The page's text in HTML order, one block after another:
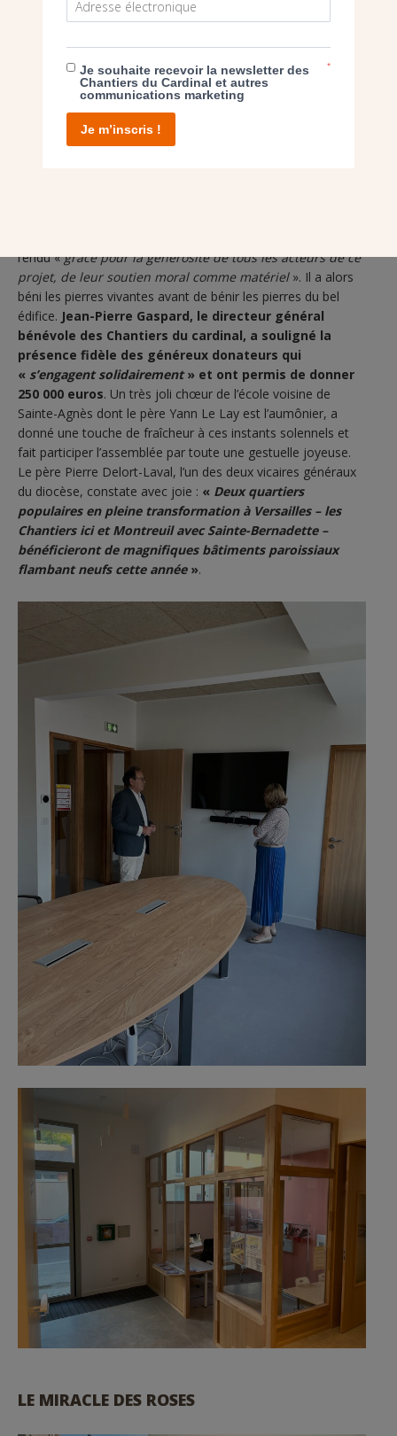
rendu «grâce pour la générosité de tous les acteurs de ce
projet, de leur soutien moral comme matériel». Il a alors
béni les pierres vivantes avant de bénir les pierres du bel
édifice. Jean-Pierre Gaspard, le directeur général
bénévole des Chantiers du cardinal, a souligné la
présence fidèle des généreux donateurs qui
« s’engagent solidairement» et ont permis de donner
250 000 euros. Un très joli chœur de l’école voisine de
Sainte-Agnès dont le père Yann Le Lay est l’aumônier, a
donné une touche de fraîcheur à ces instants solennels et
fait participer l’assemblée par toute une gestuelle joyeuse.
Le père Pierre Delort-Laval, l’un des deux vicaires généraux
du diocèse, constate avec joie : « Deux quartiers
populaires en pleine transformation à Versailles – les
Chantiers ici et Montreuil avec Sainte-Bernadette –
bénéficieront de magnifiques bâtiments paroissiaux
flambant neufs cette année».
LE MIRACLE DES ROSES
Je souhaite recevoir la newsletter des
Chantiers du Cardinal et autres
communications marketing
*
Je m’inscris !